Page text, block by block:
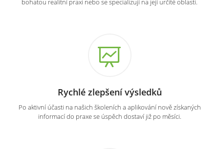
bohatou realitní praxi nebo se specializují na její určité oblasti.
Rychlé zlepšení výsledků
Po aktivní účasti na našich školeních a aplikování nově získaných
informací do praxe se úspěch dostaví již po měsíci.